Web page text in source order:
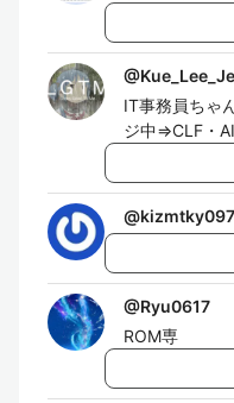
@
IT事務員ちゃ
ジ中⇒CLF・
@kizmtky097
@Ryu0617
ROM専